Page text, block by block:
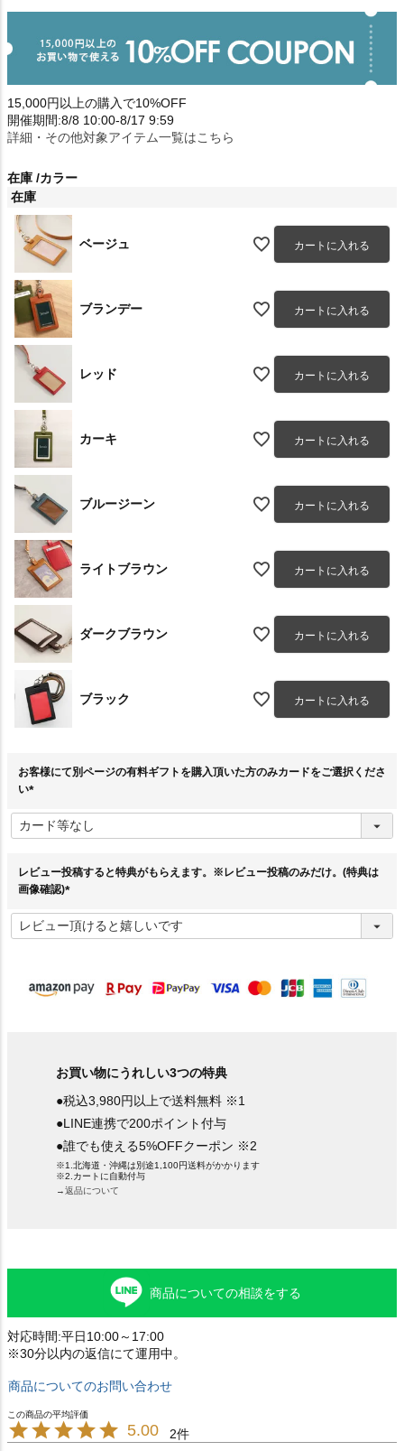
15,000円以上の購入で10%OFF
開催期間:8/8 10:00-8/17 9:59
詳細・その他対象アイテム一覧はこちら
在庫 カラー
在庫
ベージュ カートに入れる
ブランデー カートに入れる
レッド カートに入れる
カーキ カートに入れる
ブルージーン カートに入れる
ライトブラウン カートに入れる
ダークブラウン カートに入れる
ブラック カートに入れる
お客様にて別ページの有料ギフトを購入頂いた方のみカードをご選択くださ
い
必
須
レビュー投稿すると特典がもらえます。※レビュー投稿のみだけ。(特典は
画像確認)
必
須
お買い物にうれしい3つの特典
●税込3,980円以上で送料無料 ※1
●LINE連携で200ポイント付与
●誰でも使える5%OFFクーポン ※2
※1.北海道・沖縄は別途1,100円送料がかかります
※2.カートに自動付与
→返品について
商品についての相談をする
対応時間:平日10:00～17:00
※30分以内の返信にて運用中。
商品についてのお問い合わせ
5.00 2